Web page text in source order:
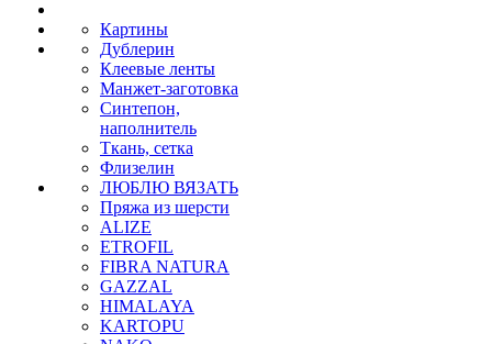
Картины
Дублерин
Клеевые ленты
Манжет-заготовка
Синтепон,
наполнитель
Ткань, сетка
Флизелин
ЛЮБЛЮ ВЯЗАТЬ
Пряжа из шерсти
ALIZE
ETROFIL
FIBRA NATURA
GAZZAL
HIMALAYA
KARTOPU